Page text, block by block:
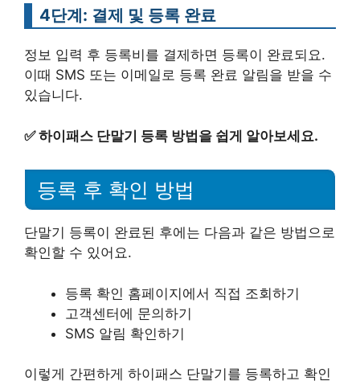
4단계: 결제 및 등록 완료
정보 입력 후 등록비를 결제하면 등록이 완료되요.
이때 SMS 또는 이메일로 등록 완료 알림을 받을 수
있습니다.
✅하이패스 단말기 등록 방법을 쉽게 알아보세요.
등록 후 확인 방법
단말기 등록이 완료된 후에는 다음과 같은 방법으로
확인할 수 있어요.
등록 확인 홈페이지에서 직접 조회하기
고객센터에 문의하기
SMS 알림 확인하기
이렇게 간편하게 하이패스 단말기를 등록하고 확인